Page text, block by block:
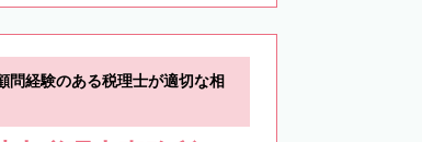
問経験のある税理士が適切な相